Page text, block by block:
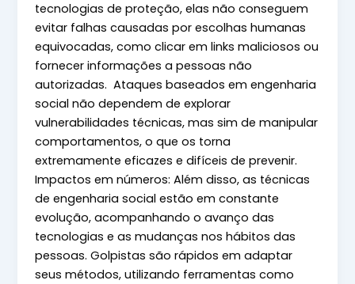
tecnologias de proteção, elas não conseguem
evitar falhas causadas por escolhas humanas
equivocadas, como clicar em links maliciosos ou
fornecer informações a pessoas não
autorizadas. Ataques baseados em engenharia
social não dependem de explorar
vulnerabilidades técnicas, mas sim de manipular
comportamentos, o que os torna
extremamente eficazes e difíceis de prevenir.
Impactos em números: Além disso, as técnicas
de engenharia social estão em constante
evolução, acompanhando o avanço das
tecnologias e as mudanças nos hábitos das
pessoas. Golpistas são rápidos em adaptar
seus métodos, utilizando ferramentas como